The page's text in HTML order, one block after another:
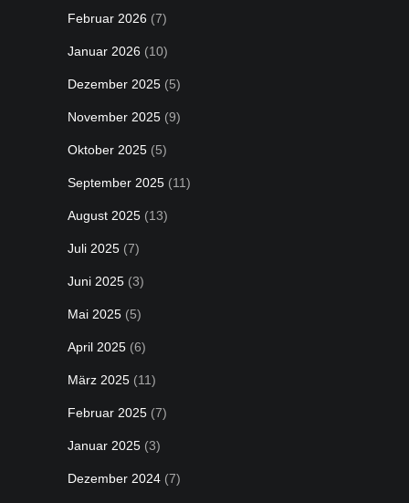
Februar 2026 (7)
Januar 2026 (10)
Dezember 2025 (5)
November 2025 (9)
Oktober 2025 (5)
September 2025 (11)
August 2025 (13)
Juli 2025 (7)
Juni 2025 (3)
Mai 2025 (5)
April 2025 (6)
März 2025 (11)
Februar 2025 (7)
Januar 2025 (3)
Dezember 2024 (7)